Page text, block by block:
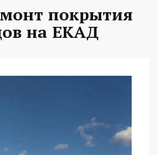
покрытия
на ЕКАД